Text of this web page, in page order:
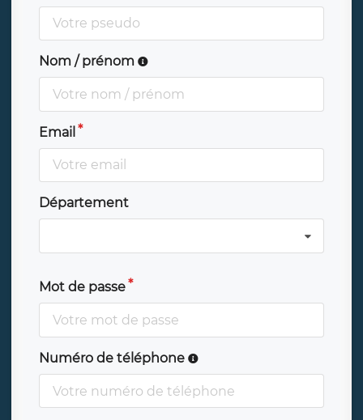
Nom / prénom
Email
Département
Mot de passe
Numéro de téléphone